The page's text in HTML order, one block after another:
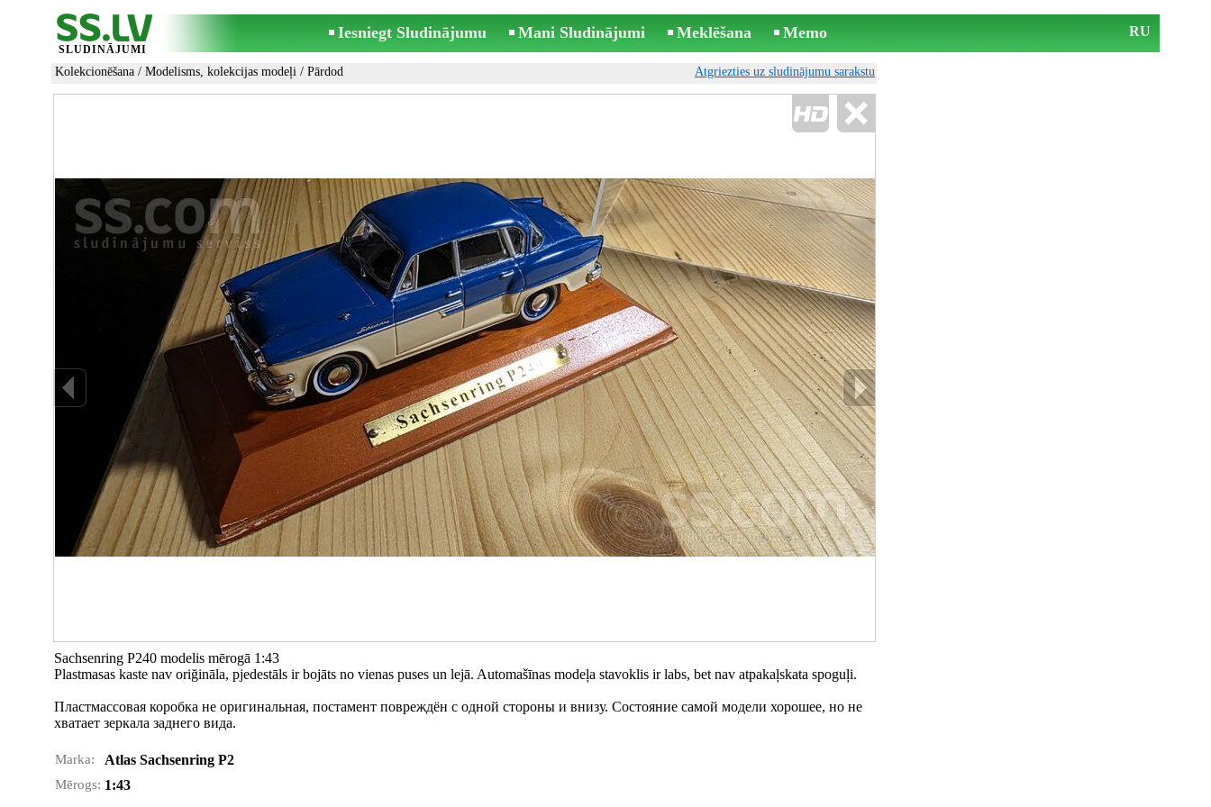
SLUDINĀJUMI
Iesniegt Sludinājumu Mani Sludinājumi Meklēšana Memo RU
Kolekcionēšana / Modelisms, kolekcijas modeļi / Pārdod Atgriezties uz sludinājumu sarakstu
Sachsenring P240 modelis mērogā 1:43
Plastmasas kaste nav oriğināla, pjedestāls ir bojāts no vienas puses un lejā. Automašīnas modeļa stavoklis ir labs, bet nav atpakaļskata spoguļi.
Пластмассовая коробка не оригинальная, постамент повреждён с одной стороны и внизу. Состояние самой модели хорошее, но не
хватает зеркала заднего вида.
Marka: Atlas Sachsenring P2
Mērogs: 1:43